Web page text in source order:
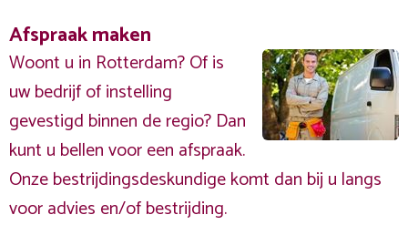
Afspraak maken
Woont u in Rotterdam? Of is
uw bedrijf of instelling
gevestigd binnen de regio? Dan
kunt u bellen voor een afspraak.
Onze bestrijdingsdeskundige komt dan bij u langs
voor advies en/of bestrijding.